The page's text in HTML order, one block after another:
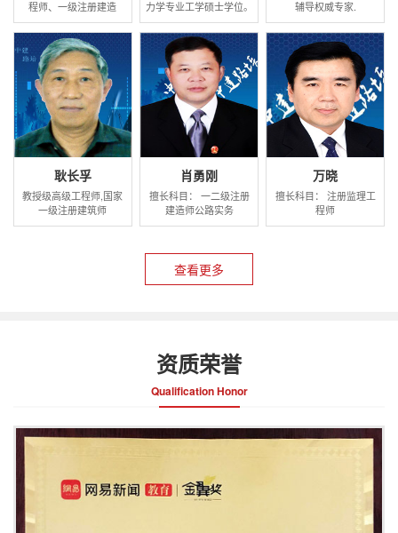
程师、一级注册建造
力学专业工学硕士学位。
辅导权威专家.
耿长孚
教授级高级工程师,国家
一级注册建筑师
肖勇刚
擅长科目： 一二级注册
建造师公路实务
万晓
擅长科目： 注册监理工
程师
查看更多
资质荣誉
Qualification Honor